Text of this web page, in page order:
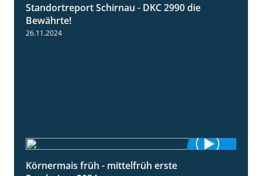
2:14
Standortreport Schirnau - DKC 2990 die
Bewährte!
26.11.2024
Körnermais früh - mittelfrüh erste